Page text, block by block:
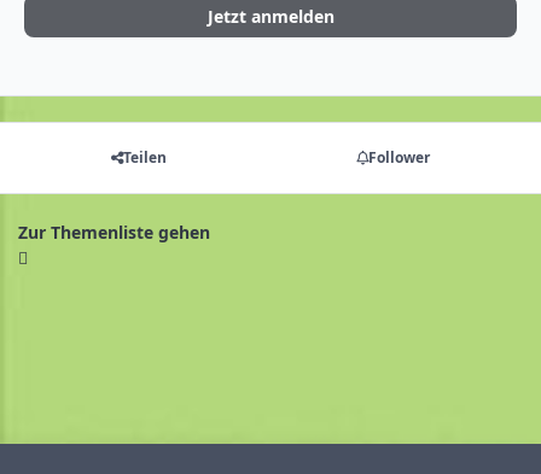
Jetzt anmelden
Teilen Follower
Zur Themenliste gehen